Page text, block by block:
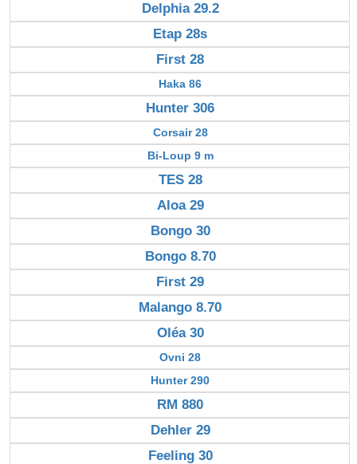
Delphia 29.2
Etap 28s
First 28
Haka 86
Hunter 306
Corsair 28
Bi-Loup 9 m
TES 28
Aloa 29
Bongo 30
Bongo 8.70
First 29
Malango 8.70
Oléa 30
Ovni 28
Hunter 290
RM 880
Dehler 29
Feeling 30